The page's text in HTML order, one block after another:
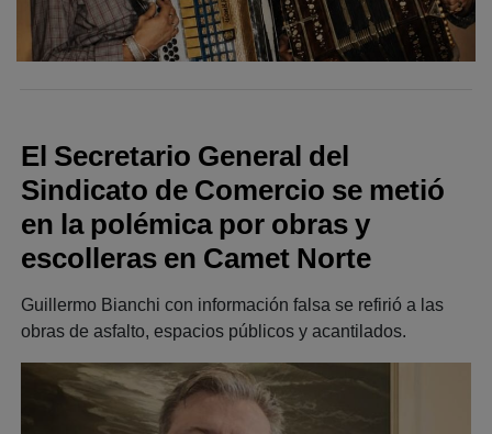
El Secretario General del
Sindicato de Comercio se metió
en la polémica por obras y
escolleras en Camet Norte
Guillermo Bianchi con información falsa se refirió a las
obras de asfalto, espacios públicos y acantilados.